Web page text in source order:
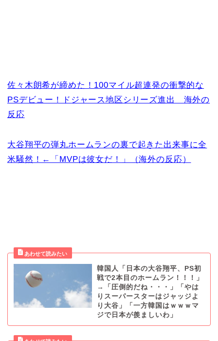
佐々木朗希が締めた！100マイル超連発の衝撃的な
PSデビュー！ドジャース地区シリーズ進出 海外の
反応
大谷翔平の弾丸ホームランの裏で起きた出来事に全
米騒然！←「MVPは彼女だ！」（海外の反応）
韓国人「日本の大谷翔平、PS初
戦で2本目のホームラン！！！」
→「圧倒的だね・・・」「やは
りスーパースターはジャッジよ
り大谷」「一方韓国はｗｗｗマ
ジで日本が羨ましいわ」